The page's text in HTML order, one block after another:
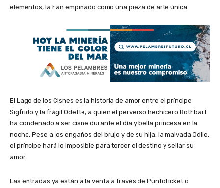
elementos, la han empinado como una pieza de arte única.
El Lago de los Cisnes es la historia de amor entre el príncipe
Sigfrido y la frágil Odette, a quien el perverso hechicero Rothbart
ha condenado a ser cisne durante el día y bella princesa en la
noche. Pese a los engaños del brujo y de su hija, la malvada Odile,
el príncipe hará lo imposible para torcer el destino y sellar su
amor.
Las entradas ya están a la venta a través de PuntoTicket o